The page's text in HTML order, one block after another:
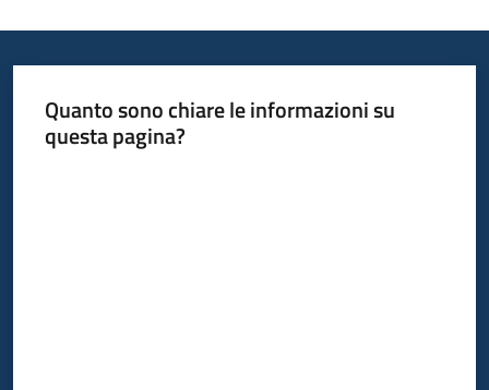
Quanto sono chiare le informazioni su
questa pagina?